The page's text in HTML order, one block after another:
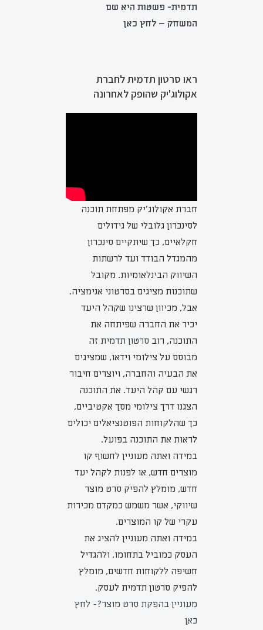
תדמית- פשטות היא שם
המשחק – לחץ כאן
ראו סרטון תדמית לחברת
אקולוג'יק שהופק לאחרונה
חברת אקולוג'יק מפתחת תוכנה
לסינכרון גלובלי של גידולים
חקלאיים, כך שיתקיים סינכרון
מהמגדל הבודד ועד לרשתות
השיווק הבינלאומיות. מקובל
שתוכנות מציגים בסרטוני אנימציה.
אבל, מכיוון שרצינו שקהל היעד
יכיר את החברה שפיתחה את
התוכנה, רוב סרטון תדמית זה
מבוסס על צילומי וידאו, שמציגים
את הבעיה והחברה, ויוצרים חיבור
רגשי עם קהל היעד. את התוכנה
הצגנו דרך צילומי מסך אקטיביים,
כך שהלקוחות הפוטנציאלים יכולים
לראות את התוכנה בפועל.
במידה ואתה מעוניין לחשוף קו
מוצרים חדש, או לפנות לקהל יעד
חדש, מומלץ להפיק סרט מוצר
שיווקי, אשר משמש כמקדם מכירות
עקרי של קו המוצרים.
במידה ואתה מעוניין להציג את
העסק כמוביל בתחומו, ולהגדיל
חשיפה ללקוחות חדשים, מומלץ
להפיק סרטון תדמית לעסק.
מעוניין בהפקת סרט מוצר?- לחץ
כאן